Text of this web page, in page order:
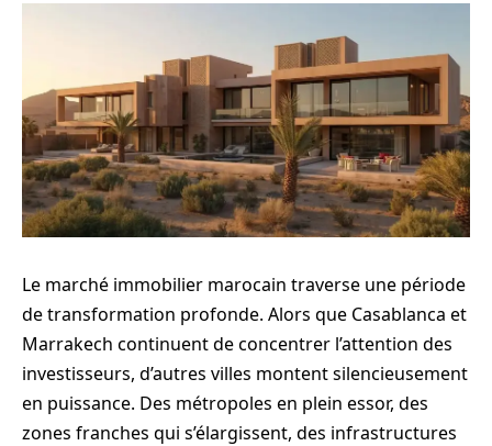
Le marché immobilier marocain traverse une période
de transformation profonde. Alors que Casablanca et
Marrakech continuent de concentrer l’attention des
investisseurs, d’autres villes montent silencieusement
en puissance. Des métropoles en plein essor, des
zones franches qui s’élargissent, des infrastructures